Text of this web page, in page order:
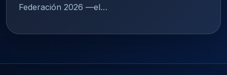
Federación 2026 —el…